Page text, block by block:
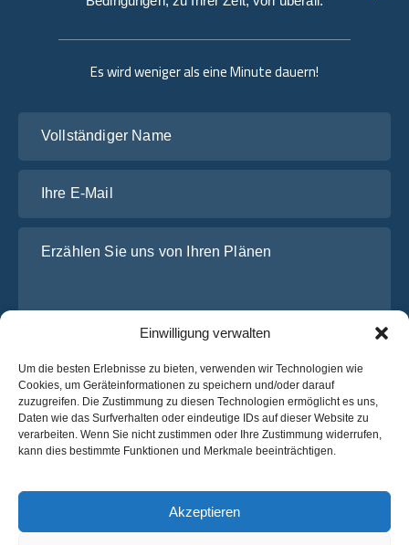
Einwilligung verwalten
Um die besten Erlebnisse zu bieten, verwenden wir Technologien wie
Cookies, um Geräteinformationen zu speichern und/oder darauf
zuzugreifen. Die Zustimmung zu diesen Technologien ermöglicht es uns,
Daten wie das Surfverhalten oder eindeutige IDs auf dieser Website zu
verarbeiten. Wenn Sie nicht zustimmen oder Ihre Zustimmung widerrufen,
kann dies bestimmte Funktionen und Merkmale beeinträchtigen.
Akzeptieren
Es wird weniger als eine Minute dauern!
Ich habe dieDatenschutz-Bestimmungenvon OsaBus
gelesen und stimme ihnen zu.
Ein Angebot einholen